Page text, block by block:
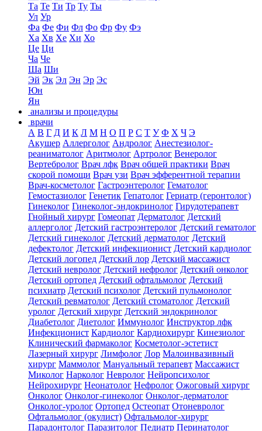
Та Те Ти Тр Ту Ты
Ул Ур
Фа Фе Фи Фл Фо Фр Фу Фэ
Ха Хв Хе Хи Хо
Це Ци
Ча Че
Ша Ши
Эй Эк Эл Эн Эр Эс
Юн
Ян
анализы и процедуры
врачи
А В Г Д И К Л М Н О П Р С Т У Ф Х Ч Э
Акушер Аллерголог Андролог Анестезиолог-
реаниматолог Аритмолог Артролог Венеролог
Вертебролог Врач лфк Врач общей практики Врач
скорой помощи Врач узи Врач эфферентной терапии
Врач-косметолог Гастроэнтеролог Гематолог
Гемостазиолог Генетик Гепатолог Гериатр (геронтолог)
Гинеколог Гинеколог-эндокринолог Гирудотерапевт
Гнойный хирург Гомеопат Дерматолог Детский
аллерголог Детский гастроэнтеролог Детский гематолог
Детский гинеколог Детский дерматолог Детский
дефектолог Детский инфекционист Детский кардиолог
Детский логопед Детский лор Детский массажист
Детский невролог Детский нефролог Детский онколог
Детский ортопед Детский офтальмолог Детский
психиатр Детский психолог Детский пульмонолог
Детский ревматолог Детский стоматолог Детский
уролог Детский хирург Детский эндокринолог
Диабетолог Диетолог Иммунолог Инструктор лфк
Инфекционист Кардиолог Кардиохирург Кинезиолог
Клинический фармаколог Косметолог-эстетист
Лазерный хирург Лимфолог Лор Малоинвазивный
хирург Маммолог Мануальный терапевт Массажист
Миколог Нарколог Невролог Нейропсихолог
Нейрохирург Неонатолог Нефролог Ожоговый хирург
Онколог Онколог-гинеколог Онколог-дерматолог
Онколог-уролог Ортопед Остеопат Отоневролог
Офтальмолог (окулист) Офтальмолог-хирург
Парадонтолог Паразитолог Педиатр Перинатолог